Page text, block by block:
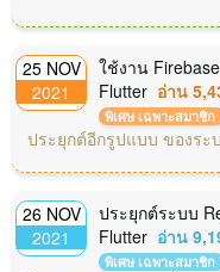
25 NOV
2021
ใช้งาน
Flutter อ่าน
พิเศษ เฉพาะสมาชิก
ประยุกต์อีกรูปแบบ ของระ
26 NOV
2021
ประยุกต์ระบบ
Flutter อ่าน
พิเศษ เฉพาะสมาชิก